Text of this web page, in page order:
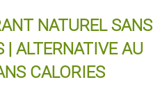
NATUREL SANS
| ALTERNATIVE AU
CALORIES